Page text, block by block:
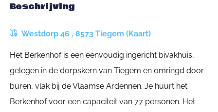
Beschrijving
Westdorp 46 , 8573 Tiegem (Kaart)
Het Berkenhof is een eenvoudig ingericht bivakhuis,
gelegen in de dorpskern van Tiegem en omringd door
buren, vlak bij de Vlaamse Ardennen. Je huurt het
Berkenhof voor een capaciteit van 77 personen. Het